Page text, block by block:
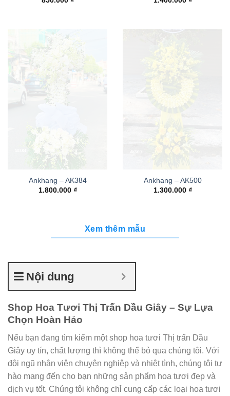
Ankhang – AK384
1.800.000 ₫
Ankhang – AK500
1.300.000 ₫
Xem thêm mẫu
Nội dung
Shop Hoa Tươi Thị Trấn Dầu Giây – Sự Lựa
Chọn Hoàn Hảo
Nếu bạn đang tìm kiếm một shop hoa tươi Thị trấn Dầu
Giây uy tín, chất lượng thì không thể bỏ qua chúng tôi. Với
đội ngũ nhân viên chuyên nghiệp và nhiệt tình, chúng tôi tự
hào mang đến cho bạn những sản phẩm hoa tươi đẹp và
dịch vụ tốt. Chúng tôi không chỉ cung cấp các loại hoa tươi